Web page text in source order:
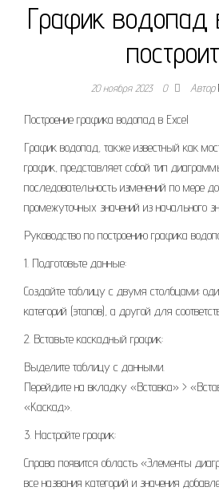
График водопад
20 ноября 2023 0 Автор
Построение графика водопад в Excel
График водопад, также известный как
график, представляет собой тип
последовательность изменений по мере
промежуточных значений из начального
Руководство по построению графика
1. Подготовьте данные:
Создайте таблицу с двумя столбцами:
категорий (этапов), а другой для
2. Вставьте каскадный график:
Выделите таблицу с данными.
Перейдите на вкладку «Вставка» >
«Каскад».
3. Настройте график:
Справа появится область «Элементы
все названия категорий и значения